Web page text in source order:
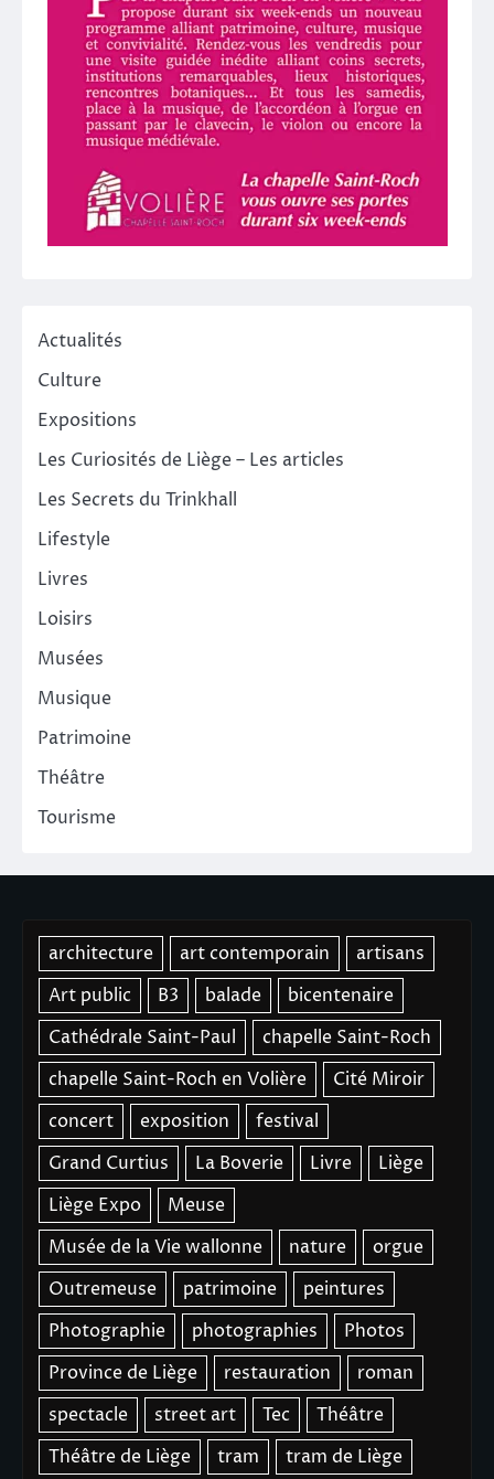
Actualités
Culture
Expositions
Les Curiosités de Liège – Les articles
Les Secrets du Trinkhall
Lifestyle
Livres
Loisirs
Musées
Musique
Patrimoine
Théâtre
Tourisme